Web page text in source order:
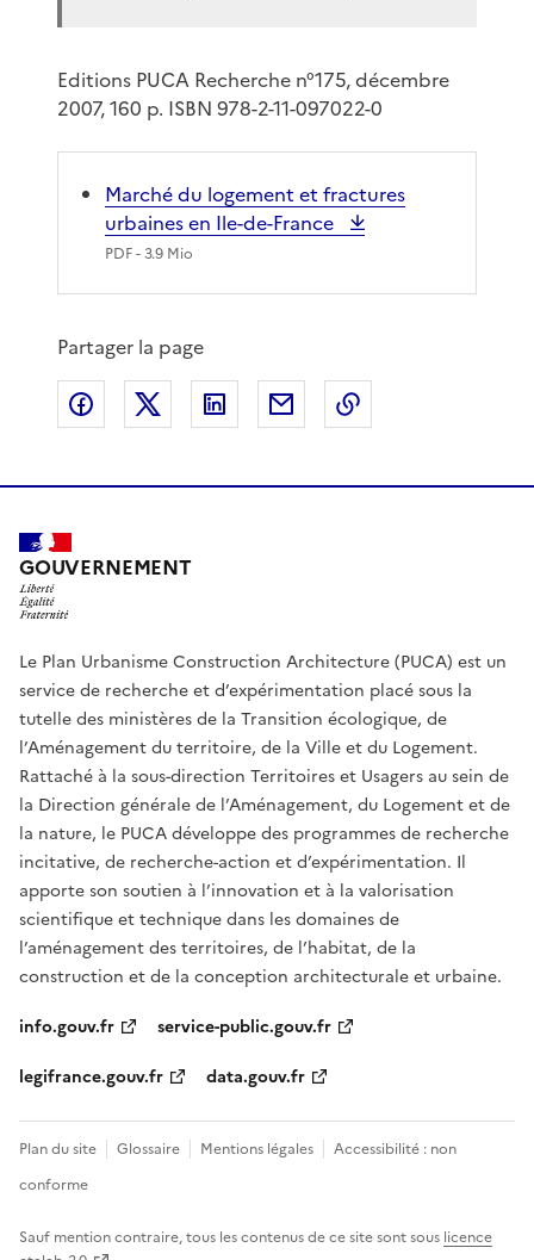
Editions PUCA Recherche n°175, décembre
2007, 160 p. ISBN 978-2-11-097022-0
Marché du logement et fractures
urbaines en Ile-de-France
PDF- 3.9 Mio
Partager la page
Partager sur Facebook
Partager sur XPartager sur LinkedIn
Partager par email
GOUVERNEMENT
Le Plan Urbanisme Construction Architecture (PUCA) est un
service de recherche et d’expérimentation placé sous la
tutelle des ministères de la Transition écologique, de
l’Aménagement du territoire, de la Ville et du Logement.
Rattaché à la sous-direction Territoires et Usagers au sein de
la Direction générale de l’Aménagement, du Logement et de
la nature, le PUCA développe des programmes de recherche
incitative, de recherche-action et d’expérimentation. Il
apporte son soutien à l’innovation et à la valorisation
scientifique et technique dans les domaines de
l’aménagement des territoires, de l’habitat, de la
construction et de la conception architecturale et urbaine.
info.gouv.fr
service-public.gouv.fr
legifrance.gouv.fr
data.gouv.fr
Plan du site Glossaire Mentions légales
Accessibilité : non
conforme
Sauf mention contraire, tous les contenus de ce site sont sous licence